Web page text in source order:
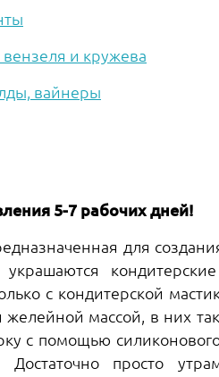
и кружева
вайнеры
5-7 рабочих дней!
для
с кондитерской
массой, в них
с помощью
просто